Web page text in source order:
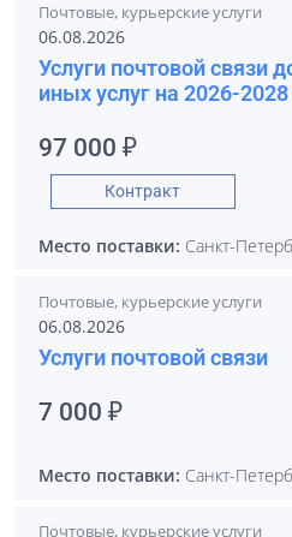
Почтовые, курьерские услуги
06.08.2026
Услуги почтовой связи
иных услуг на 2026-2028
97 000 ₽
Контракт
Место поставки: Санкт-
Почтовые, курьерские услуги
06.08.2026
Услуги почтовой связи
7 000 ₽
Место поставки: Санкт-
Почтовые, курьерские услуги